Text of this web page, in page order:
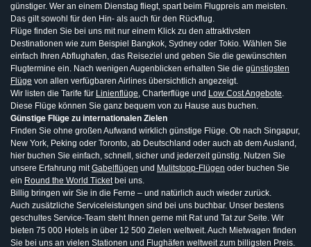
günstiger. Wer an einem Dienstag fliegt, spart beim Flugpreis am meisten.
Das gilt sowohl für den Hin- als auch für den Rückflug.
Flüge finden Sie bei uns mit nur einem Klick zu den attraktivsten
Destinationen wie zum Beispiel Bangkok, Sydney oder Tokio. Wählen Sie
einfach Ihren Abflughafen, das Reiseziel und geben Sie die gewünschten
Flugtermine ein. Nach wenigen Augenblicken erhalten Sie die günstigsten
Flüge von allen verfügbaren Airlines übersichtlich angezeigt.
Wir listen die Tarife für Linienflüge, Charterflüge und Low Cost Angebote.
Diese Flüge können Sie ganz bequem von zu Hause aus buchen.
Günstige Flüge zu internationalen Zielen
Finden Sie ohne großen Aufwand wirklich günstige Flüge. Ob nach Singapur,
New York, Peking oder Toronto, ab Deutschland oder auch ab dem Ausland,
hier buchen Sie einfach, schnell, sicher und jederzeit günstig. Nutzen Sie
unsere Erfahrung mitGabelflügen und Mulitstopp-Flügen oder buchen Sie
ein Round the World Ticketbei uns.
Billig bringen wir Sie in die Ferne – und natürlich auch wieder zurück.
Auch zusätzliche Serviceleistungen sind bei uns buchbar. Unser bestens
geschultes Service-Team steht Ihnen gerne mit Rat und Tat zur Seite. Wir
bieten 75 000 Hotels in über 12 500 Zielen weltweit. Auch Mietwagen finden
Sie bei uns an vielen Stationen und Flughäfen weltweit zum billigsten Preis.